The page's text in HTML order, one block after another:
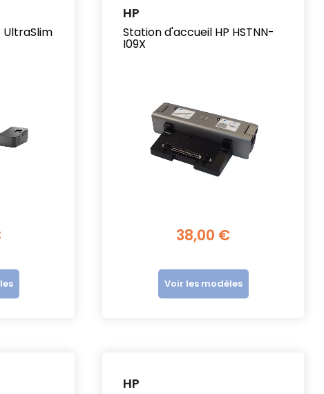
UltraSlim
HP
Station d'accueil HP HSTNN-
I09X
38,00 €
Voir les modèles
HP